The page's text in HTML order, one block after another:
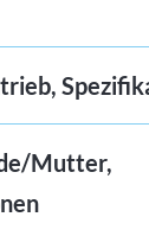
Mutter,